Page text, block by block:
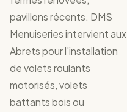
pavillons récents. DMS
Menuiseries intervient aux
Abrets pour l'installation
de volets roulants
motorisés, volets
battants bois ou